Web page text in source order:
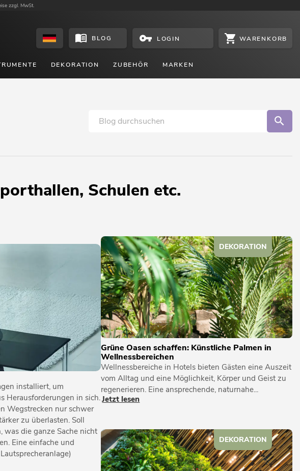
zzgl. MwSt.
BLOG LOGIN WARENKORB
DEKORATION ZUBEHÖR MARKEN
Schulen etc.
installiert, um
Herausforderungen in sich.
Wegstrecken nur schwer
zu überlasten. Soll
was die ganze Sache nicht
Eine einfache und
DEKORATION
Grüne Oasen schaffen: Künstliche Palmen in
Wellnessbereichen
Wellnessbereiche in Hotels bieten Gästen eine Auszeit
vom Alltag und eine Möglichkeit, Körper und Geist zu
regenerieren. Eine ansprechende, naturnahe...
Jetzt lesen
DEKORATION